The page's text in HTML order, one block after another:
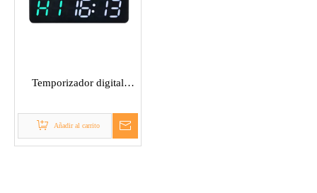
Temporizador digital
Añadir al carrito